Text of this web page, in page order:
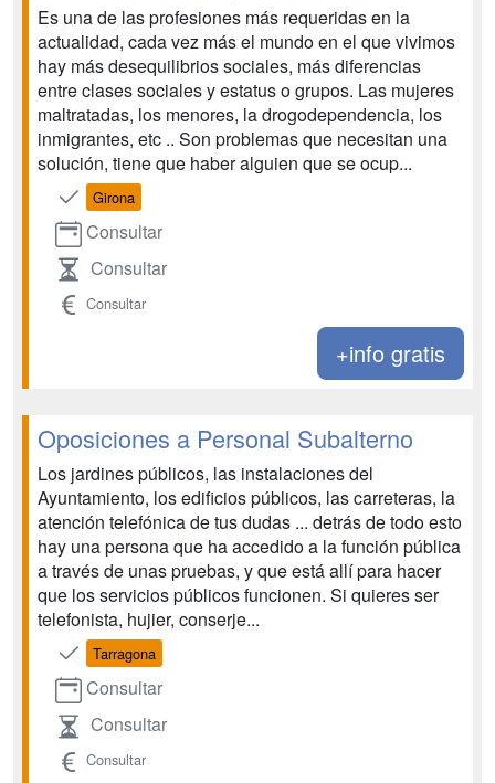
Es una de las profesiones más requeridas en la
actualidad, cada vez más el mundo en el que vivimos
hay más desequilibrios sociales, más diferencias
entre clases sociales y estatus o grupos. Las mujeres
maltratadas, los menores, la drogodependencia, los
inmigrantes, etc .. Son problemas que necesitan una
solución, tiene que haber alguien que se ocup...
Girona
Consultar
Consultar
Consultar
+info gratis
Oposiciones a Personal Subalterno
Los jardines públicos, las instalaciones del
Ayuntamiento, los edificios públicos, las carreteras, la
atención telefónica de tus dudas ... detrás de todo esto
hay una persona que ha accedido a la función pública
a través de unas pruebas, y que está allí para hacer
que los servicios públicos funcionen. Si quieres ser
telefonista, hujier, conserje...
Tarragona
Consultar
Consultar
Consultar